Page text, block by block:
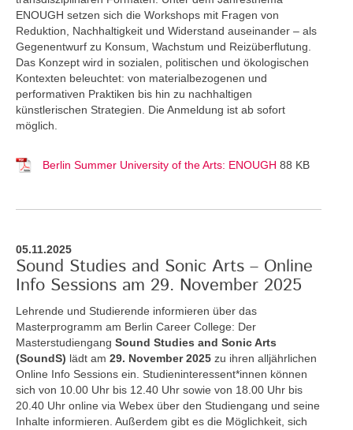
ENOUGH setzen sich die Workshops mit Fragen von
Reduktion, Nachhaltigkeit und Widerstand auseinander – als
Gegenentwurf zu Konsum, Wachstum und Reizüberflutung.
Das Konzept wird in sozialen, politischen und ökologischen
Kontexten beleuchtet: von materialbezogenen und
performativen Praktiken bis hin zu nachhaltigen
künstlerischen Strategien. Die Anmeldung ist ab sofort
möglich.
Berlin Summer University of the Arts: ENOUGH 88 KB
05.11.2025
Sound Studies and Sonic Arts – Online
Info Sessions am 29. November 2025
Lehrende und Studierende informieren über das
Masterprogramm am Berlin Career College: Der
Masterstudiengang Sound Studies and Sonic Arts
(SoundS) lädt am 29. November 2025 zu ihren alljährlichen
Online Info Sessions ein. Studieninteressent*innen können
sich von 10.00 Uhr bis 12.40 Uhr sowie von 18.00 Uhr bis
20.40 Uhr online via Webex über den Studiengang und seine
Inhalte informieren. Außerdem gibt es die Möglichkeit, sich